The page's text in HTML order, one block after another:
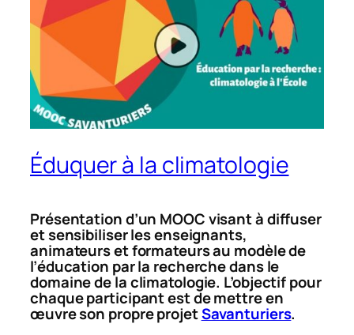
Éduquer à la climatologie
Présentation d’un MOOC visant à diffuser
et sensibiliser les enseignants,
animateurs et formateurs au modèle de
l’éducation par la recherche dans le
domaine de la climatologie. L’objectif pour
chaque participant est de mettre en
œuvre son propre projetSavanturiers.